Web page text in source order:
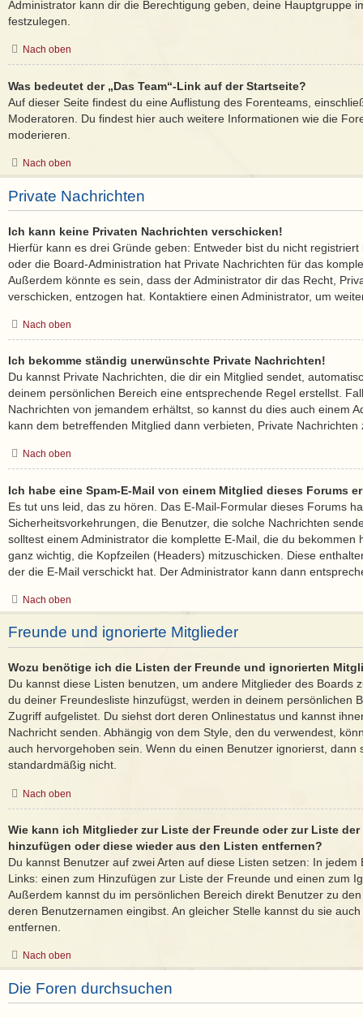
Administrator kann dir die Berechtigung geben, deine Hauptgruppe
festzulegen.
Nach oben
Was bedeutet der „Das Team“-Link auf der Startseite?
Auf dieser Seite findest du eine Auflistung des Forenteams,
Moderatoren. Du findest hier auch weitere Informationen wie die
moderieren.
Nach oben
Private Nachrichten
Ich kann keine Privaten Nachrichten verschicken!
Hierfür kann es drei Gründe geben: Entweder bist du nicht
oder die Board-Administration hat Private Nachrichten für das
Außerdem könnte es sein, dass der Administrator dir das Recht,
verschicken, entzogen hat. Kontaktiere einen Administrator, um
Nach oben
Ich bekomme ständig unerwünschte Private Nachrichten!
Du kannst Private Nachrichten, die dir ein Mitglied sendet,
deinem persönlichen Bereich eine entsprechende Regel erstellst.
Nachrichten von jemandem erhältst, so kannst du dies auch einem
kann dem betreffenden Mitglied dann verbieten, Private Nachrichten
Nach oben
Ich habe eine Spam-E-Mail von einem Mitglied dieses Forums
Es tut uns leid, das zu hören. Das E-Mail-Formular dieses Forums
Sicherheitsvorkehrungen, die Benutzer, die solche Nachrichten
solltest einem Administrator die komplette E-Mail, die du bekommen
ganz wichtig, die Kopfzeilen (Headers) mitzuschicken. Diese
der die E-Mail verschickt hat. Der Administrator kann dann
Nach oben
Freunde und ignorierte Mitglieder
Wozu benötige ich die Listen der Freunde und ignorierten
Du kannst diese Listen benutzen, um andere Mitglieder des Boards
du deiner Freundesliste hinzufügst, werden in deinem persönlichen
Zugriff aufgelistet. Du siehst dort deren Onlinestatus und kannst
Nachricht senden. Abhängig von dem Style, den du verwendest,
auch hervorgehoben sein. Wenn du einen Benutzer ignorierst, dann
standardmäßig nicht.
Nach oben
Wie kann ich Mitglieder zur Liste der Freunde oder zur Liste
hinzufügen oder diese wieder aus den Listen entfernen?
Du kannst Benutzer auf zwei Arten auf diese Listen setzen: In
Links: einen zum Hinzufügen zur Liste der Freunde und einen zum
Außerdem kannst du im persönlichen Bereich direkt Benutzer zu
deren Benutzernamen eingibst. An gleicher Stelle kannst du sie
entfernen.
Nach oben
Die Foren durchsuchen